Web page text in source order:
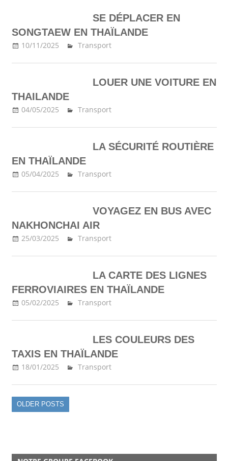
SE DÉPLACER EN
SONGTAEW EN THAÏLANDE
10/11/2025 Ma Thailande
Transport
LOUER UNE VOITURE EN
THAILANDE
04/05/2025 Ma Thailande
Transport
LA SÉCURITÉ ROUTIÈRE
EN THAÏLANDE
05/04/2025 Ma Thailande
Transport
VOYAGEZ EN BUS AVEC
NAKHONCHAI AIR
25/03/2025 Ma Thailande
Transport
LA CARTE DES LIGNES
FERROVIAIRES EN THAÏLANDE
05/02/2025 Ma Thailande
Transport
LES COULEURS DES
TAXIS EN THAÏLANDE
18/01/2025 Ma Thailande
Transport
OLDER POSTS